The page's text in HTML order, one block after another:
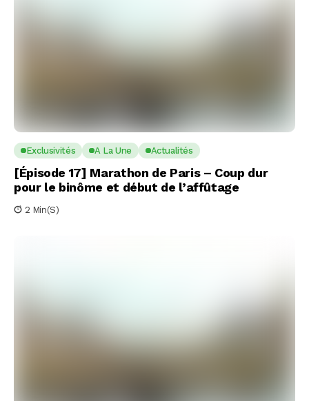
Exclusivités A La Une Actualités
[Épisode 17] Marathon de Paris – Coup dur
pour le binôme et début de l’affûtage
2 Min(s)